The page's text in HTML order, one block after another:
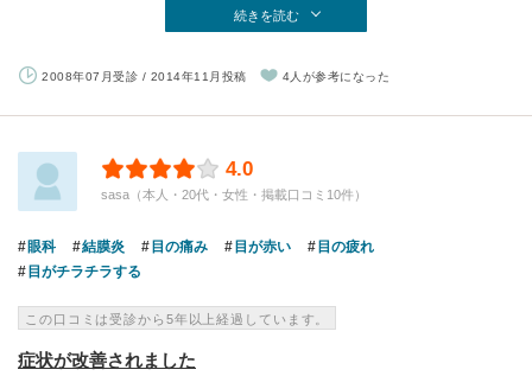
続きを読む
2008年07月受診 / 2014年11月投稿 4人が参考になった
4.0
sasa（本人・20代・女性・掲載口コミ10件）
眼科 結膜炎 目の痛み 目が赤い
目の疲れ
目がチラチラする
この口コミは受診から5年以上経過しています。
症状が改善されました